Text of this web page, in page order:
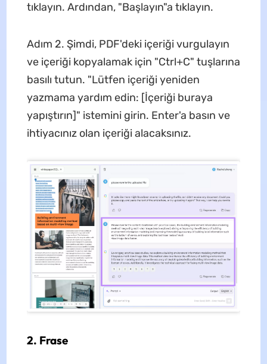
tıklayın. Ardından, "Başlayın"a tıklayın.
Adım 2. Şimdi, PDF'deki içeriği vurgulayın
ve içeriği kopyalamak için "Ctrl+C" tuşlarına
basılı tutun. "Lütfen içeriği yeniden
yazmama yardım edin: [İçeriği buraya
yapıştırın]" istemini girin. Enter'a basın ve
ihtiyacınız olan içeriği alacaksınız.
2. Frase